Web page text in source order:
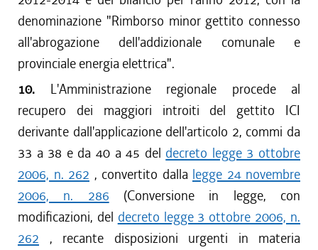
denominazione "Rimborso minor gettito connesso
all'abrogazione dell'addizionale comunale e
provinciale energia elettrica".
10. L'Amministrazione regionale procede al
recupero dei maggiori introiti del gettito ICI
derivante dall'applicazione dell'articolo 2, commi da
33 a 38 e da 40 a 45 del decreto legge 3 ottobre
2006, n. 262 , convertito dalla legge 24 novembre
2006, n. 286 (Conversione in legge, con
modificazioni, del decreto legge 3 ottobre 2006, n.
262 , recante disposizioni urgenti in materia